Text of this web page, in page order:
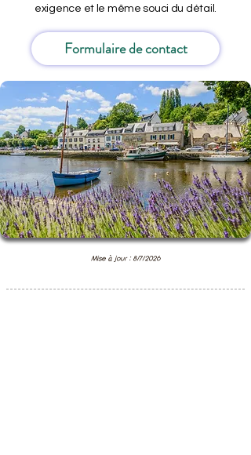
exigence et le même souci du détail.
Formulaire de contact
Mise à jour : 8/7/2026